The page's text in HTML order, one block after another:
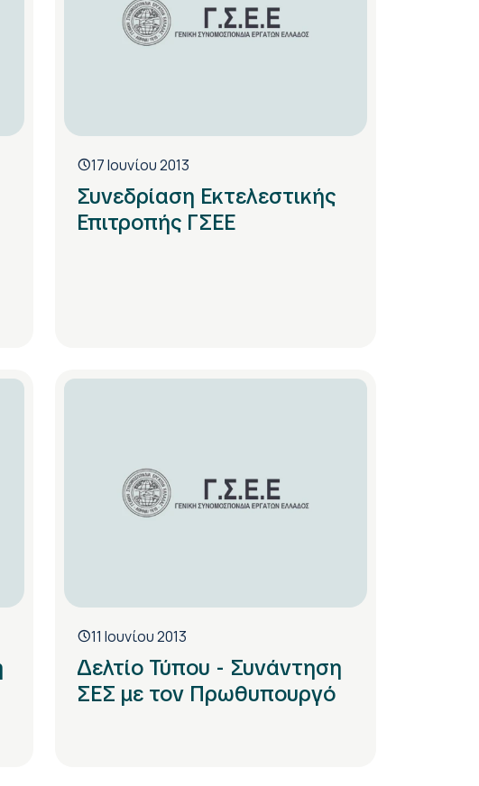
17 Ιουνίου 2013
Συνεδρίαση Εκτελεστικής
Επιτροπής ΓΣΕΕ
11 Ιουνίου 2013
Δελτίο Τύπου - Συνάντηση
ΣΕΣ με τον Πρωθυπουργό